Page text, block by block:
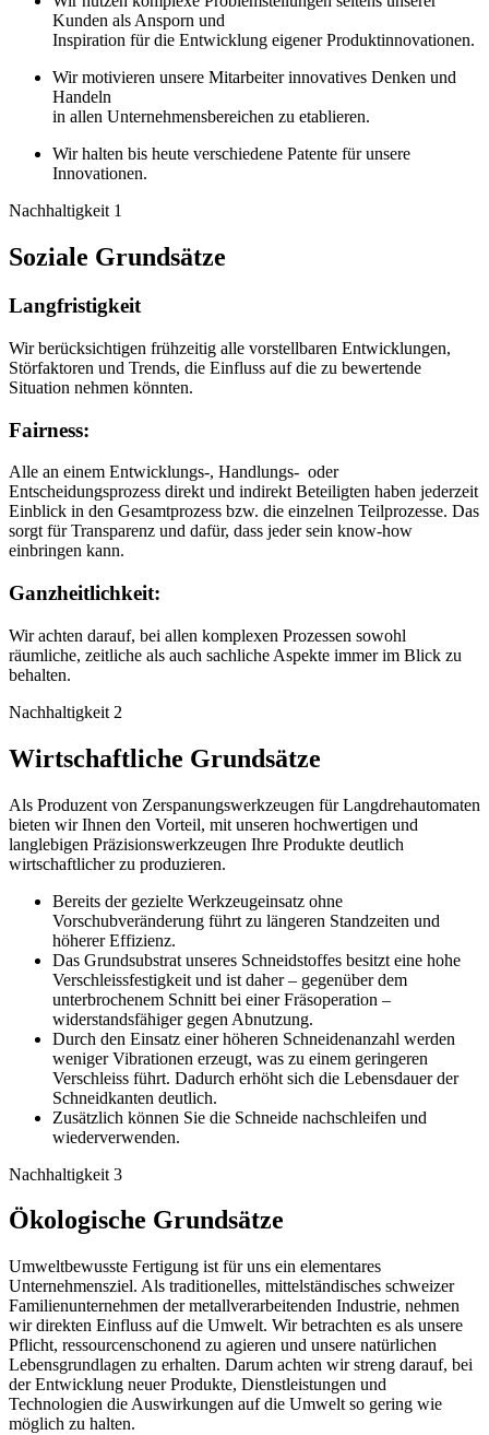
Kunden als Ansporn und
Inspiration für die Entwicklung eigener Produktinnovationen.
Wir motivieren unsere Mitarbeiter innovatives Denken und
Handeln
in allen Unternehmensbereichen zu etablieren.
Wir halten bis heute verschiedene Patente für unsere
Innovationen.
Nachhaltigkeit 1
Soziale Grundsätze
Langfristigkeit
Wir berücksichtigen frühzeitig alle vorstellbaren Entwicklungen,
Störfaktoren und Trends, die Einfluss auf die zu bewertende
Situation nehmen könnten.
Fairness:
Alle an einem Entwicklungs-, Handlungs- oder
Entscheidungsprozess direkt und indirekt Beteiligten haben jederzeit
Einblick in den Gesamtprozess bzw. die einzelnen Teilprozesse. Das
sorgt für Transparenz und dafür, dass jeder sein know-how
einbringen kann.
Ganzheitlichkeit:
Wir achten darauf, bei allen komplexen Prozessen sowohl
räumliche, zeitliche als auch sachliche Aspekte immer im Blick zu
behalten.
Nachhaltigkeit 2
Wirtschaftliche Grundsätze
Als Produzent von Zerspanungswerkzeugen für Langdrehautomaten
bieten wir Ihnen den Vorteil, mit unseren hochwertigen und
langlebigen Präzisionswerkzeugen Ihre Produkte deutlich
wirtschaftlicher zu produzieren.
Bereits der gezielte Werkzeugeinsatz ohne
Vorschubveränderung führt zu längeren Standzeiten und
höherer Effizienz.
Das Grundsubstrat unseres Schneidstoffes besitzt eine hohe
Verschleissfestigkeit und ist daher – gegenüber dem
unterbrochenem Schnitt bei einer Fräsoperation –
widerstandsfähiger gegen Abnutzung.
Durch den Einsatz einer höheren Schneidenanzahl werden
weniger Vibrationen erzeugt, was zu einem geringeren
Verschleiss führt. Dadurch erhöht sich die Lebensdauer der
Schneidkanten deutlich.
Zusätzlich können Sie die Schneide nachschleifen und
wiederverwenden.
Nachhaltigkeit 3
Ökologische Grundsätze
Umweltbewusste Fertigung ist für uns ein elementares
Unternehmensziel. Als traditionelles, mittelständisches schweizer
Familienunternehmen der metallverarbeitenden Industrie, nehmen
wir direkten Einfluss auf die Umwelt. Wir betrachten es als unsere
Pflicht, ressourcenschonend zu agieren und unsere natürlichen
Lebensgrundlagen zu erhalten. Darum achten wir streng darauf, bei
der Entwicklung neuer Produkte, Dienstleistungen und
Technologien die Auswirkungen auf die Umwelt so gering wie
möglich zu halten.